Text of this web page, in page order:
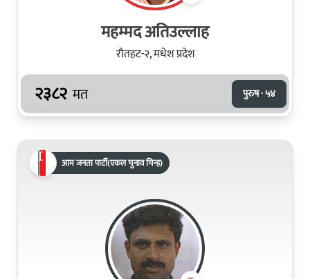
महम्मद अतिउल्लाह
रौतहट-२, मधेश प्रदेश
२३८२ मत पुरुष · ५४
आम जनता पार्टी(एकल चुनाव चिन्ह)